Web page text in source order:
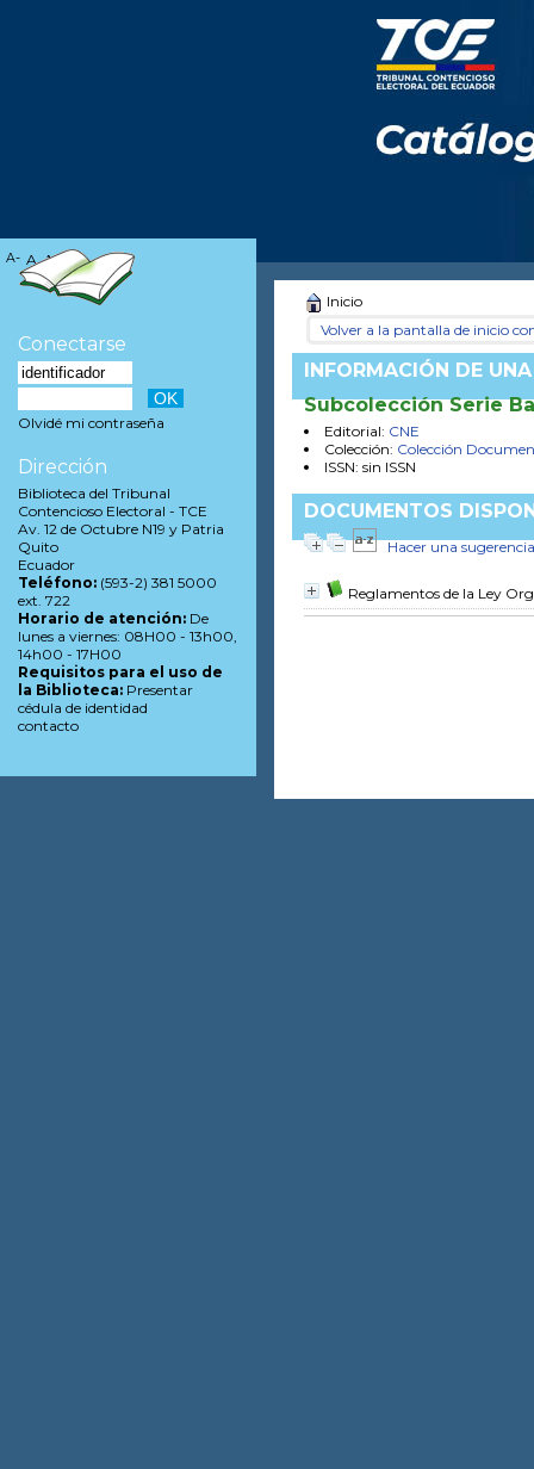
Inicio
Volver a la pantalla de inicio
INFORMACIÓN DE
Subcolección Serie
Editorial: CNE
Colección: Colección
ISSN: sin ISSN
DOCUMENTOS
Hacer una sugerencia
Reglamentos de la Ley
A- A A+
Conectarse
Olvidé mi contraseña
Dirección
Biblioteca del Tribunal
Contencioso Electoral - TCE
Av. 12 de Octubre N19 y Patria
Quito
Ecuador
Teléfono: (593-2) 381 5000
ext. 722
Horario de atención: De
lunes a viernes: 08H00 - 13h00,
14h00 - 17H00
Requisitos para el uso de
la Biblioteca: Presentar
cédula de identidad
contacto